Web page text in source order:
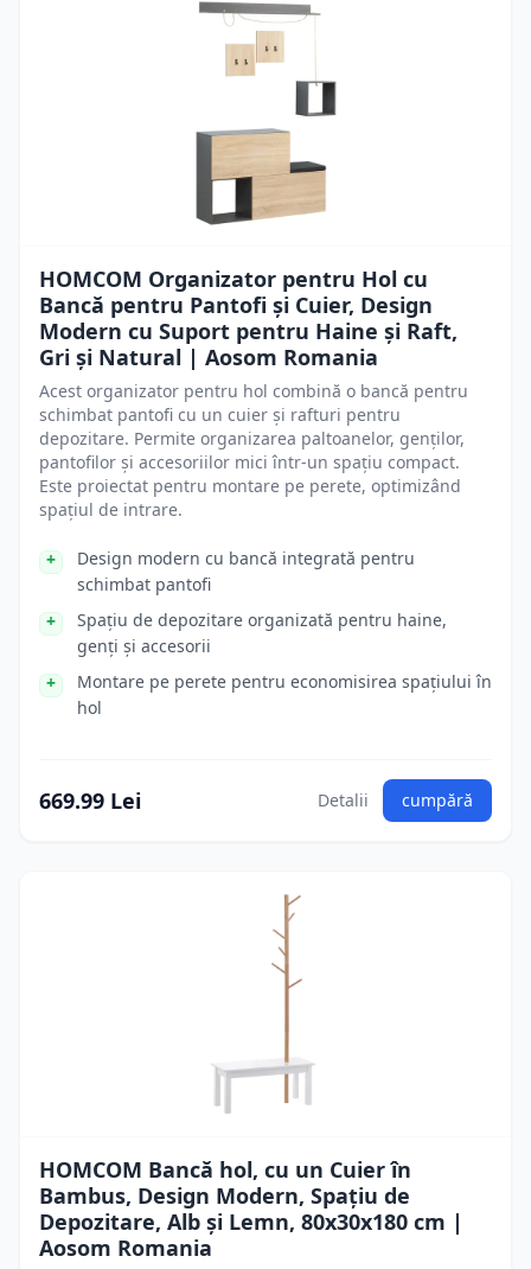
HOMCOM Organizator pentru Hol cu
Bancă pentru Pantofi și Cuier, Design
Modern cu Suport pentru Haine și Raft,
Gri și Natural | Aosom Romania
Acest organizator pentru hol combină o bancă pentru
schimbat pantofi cu un cuier și rafturi pentru
depozitare. Permite organizarea paltoanelor, genților,
pantofilor și accesoriilor mici într-un spațiu compact.
Este proiectat pentru montare pe perete, optimizând
spațiul de intrare.
Design modern cu bancă integrată pentru
schimbat pantofi
Spațiu de depozitare organizată pentru haine,
genți și accesorii
Montare pe perete pentru economisirea spațiului în
hol
669.99 Lei Detalii cumpără
HOMCOM Bancă hol, cu un Cuier în
Bambus, Design Modern, Spațiu de
Depozitare, Alb și Lemn, 80x30x180 cm |
Aosom Romania